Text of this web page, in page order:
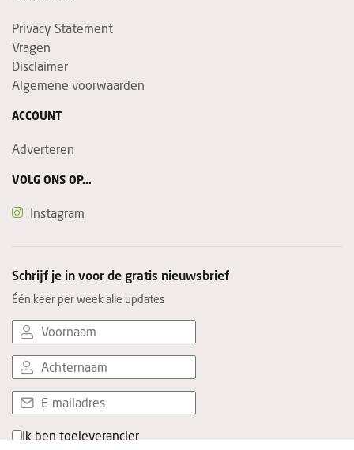
Privacy Statement
Vragen
Disclaimer
Algemene voorwaarden
ACCOUNT
Adverteren
VOLG ONS OP...
Instagram
Schrijf je in voor de gratis nieuwsbrief
Één keer per week alle updates
Ik ben toeleverancier